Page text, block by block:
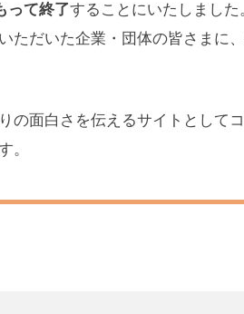
って終了することにいたしました。
だいた企業・団体の皆さまに
の面白さを伝えるサイトとして